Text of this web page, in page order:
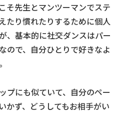
そ先生とマンツーマンでステ
たり慣れたりするために個人
、基本的に社交ダンスはパー
ので、自分ひとりで好きなよ
プにも似ていて、自分のペー
かず、どうしてもお相手がい